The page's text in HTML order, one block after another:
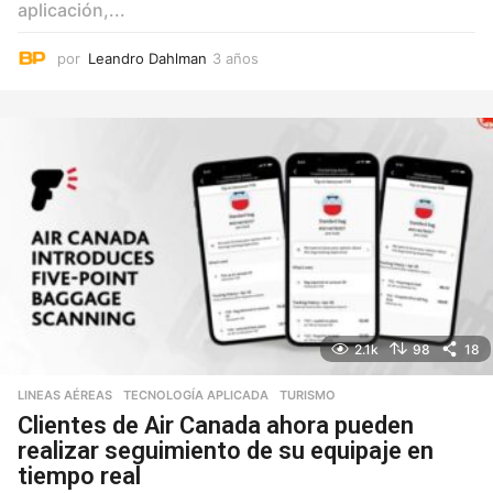
aplicación,...
por Leandro Dahlman 3 años
o
2.1k 98 18
LINEAS AÉREAS ,TECNOLOGÍA APLICADA ,TURISMO
Clientes de Air Canada ahora pueden
realizar seguimiento de su equipaje en
tiempo real